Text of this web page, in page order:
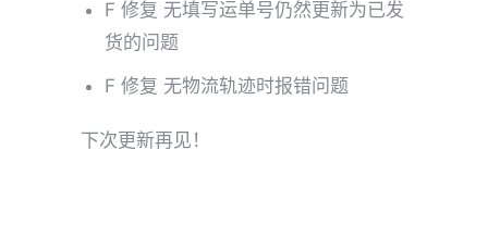
F 修复 无填写运单号仍然更新为已发
货的问题
F 修复 无物流轨迹时报错问题
下次更新再见！